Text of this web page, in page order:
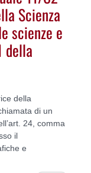
Scienza
scienze e
della
della
di un
24, comma
il
e